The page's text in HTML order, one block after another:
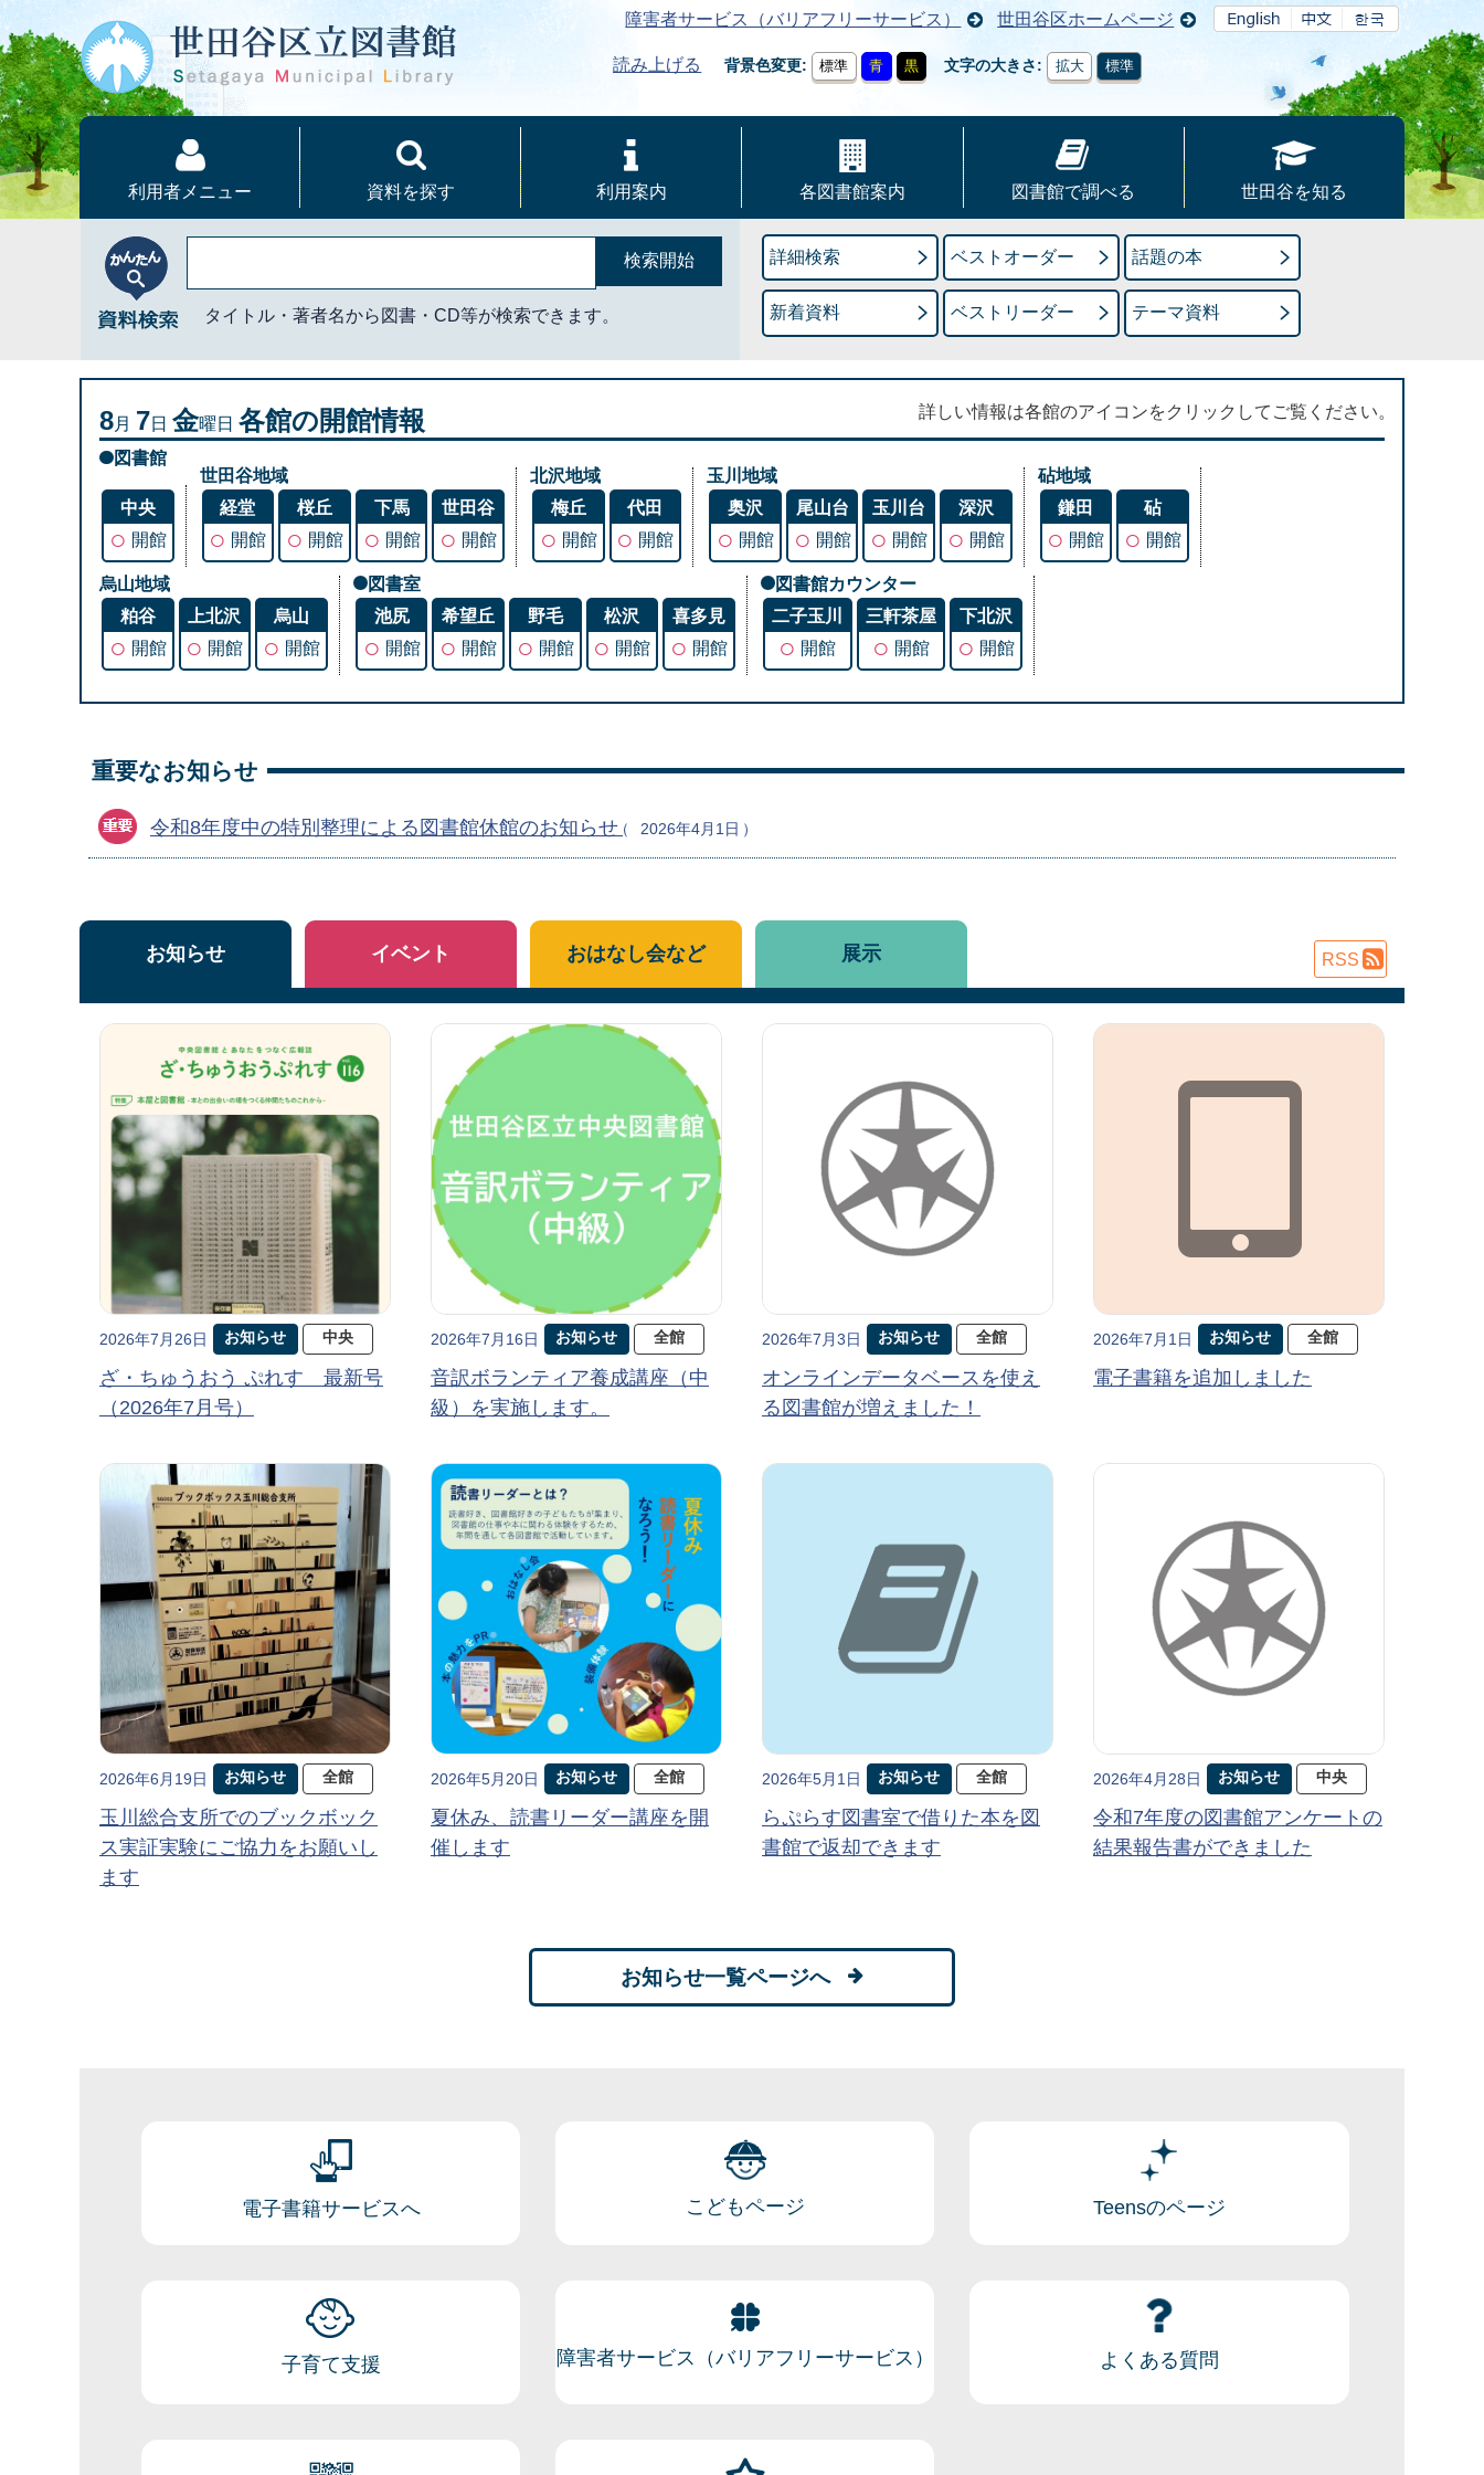
障害者サービス（バリアフリーサービス） 世田谷区ホームページ
読み上げる 背景色変更 標準 青 黒 文字の大きさ 拡大 標準
利用者メニュー 資料を探す 利用案内 各図書館案内 図書館で調べる 世田谷を知る
タイトル・著者名から図書・CD等が検索できます。
詳細検索 ベストオーダー 話題の本
新着資料 ベストリーダー テーマ資料
8月 7日 金曜日 各館の開館情報 詳しい情報は各館のアイコンをクリックしてご覧ください。
図書館
中央
○ 開館
世田谷地域
経堂
○ 開館
桜丘
○ 開館
下馬
○ 開館
世田谷
○ 開館
北沢地域
梅丘
○ 開館
代田
○ 開館
玉川地域
奥沢
○ 開館
尾山台
○ 開館
玉川台
○ 開館
深沢
○ 開館
砧地域
鎌田
○ 開館
砧
○ 開館
烏山地域
粕谷
○ 開館
上北沢
○ 開館
烏山
○ 開館
図書室
池尻
○ 開館
希望丘
○ 開館
野毛
○ 開館
松沢
○ 開館
喜多見
○ 開館
図書館カウンター
二子玉川
○ 開館
三軒茶屋
○ 開館
下北沢
○ 開館
重要なお知らせ
令和8年度中の特別整理による図書館休館のお知らせ 2026年4月1日
お知らせ
2026年7月26日 お知らせ 中央
ざ・ちゅうおう ぷれす 最新号
（2026年7月号）
2026年7月16日 お知らせ 全館
音訳ボランティア養成講座（中
級）を実施します。
2026年7月3日 お知らせ 全館
オンラインデータベースを使え
る図書館が増えました！
2026年7月1日 お知らせ 全館
電子書籍を追加しました
2026年6月19日 お知らせ 全館
玉川総合支所でのブックボック
ス実証実験にご協力をお願いし
ます
2026年5月20日 お知らせ 全館
夏休み、読書リーダー講座を開
催します
2026年5月1日 お知らせ 全館
らぷらす図書室で借りた本を図
書館で返却できます
2026年4月28日 お知らせ 中央
令和7年度の図書館アンケートの
結果報告書ができました
お知らせ一覧ページへ
イベント おはなし会など 展示 RSS
電子書籍サービスへ こどもページ Teensのページ
子育て支援 障害者サービス（バリアフリーサービス） よくある質問